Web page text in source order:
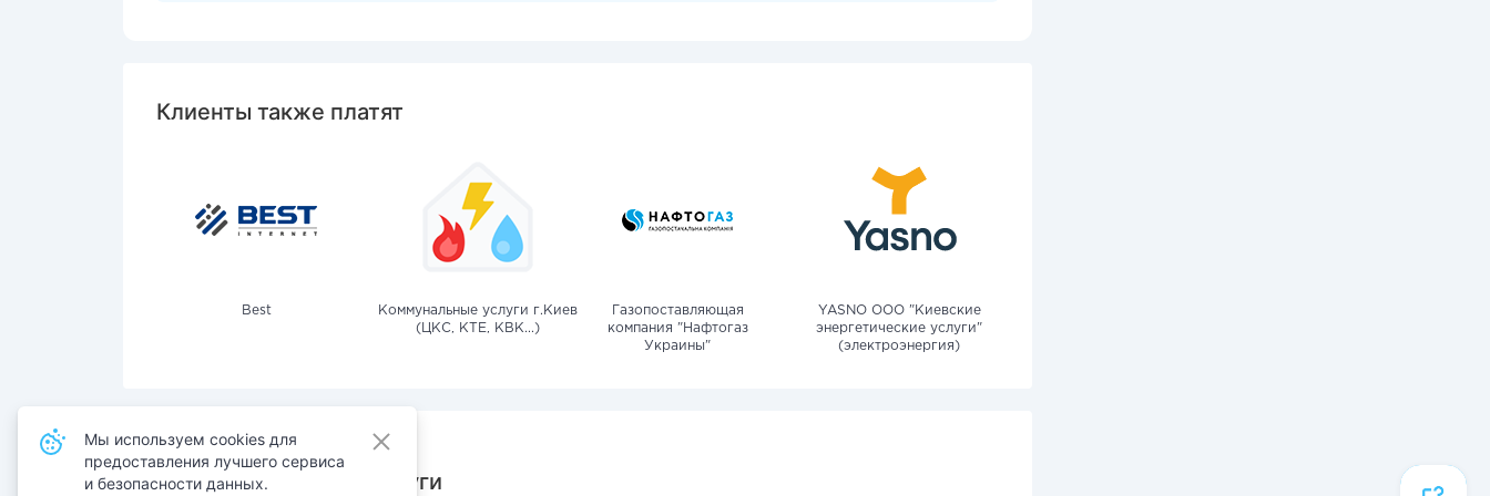
Клиенты также платят
Best
Коммунальные услуги г.Киев
(ЦКС, КТЕ, КВК...)
Газопоставляющая
компания "Нафтогаз
Украины"
YASNO OOO "Киевские
энергетические услуги"
(электроэнергия)
Также оплачивают услуги
Мы используем cookies для
предоставления лучшего сервиса
и безопасности данных.